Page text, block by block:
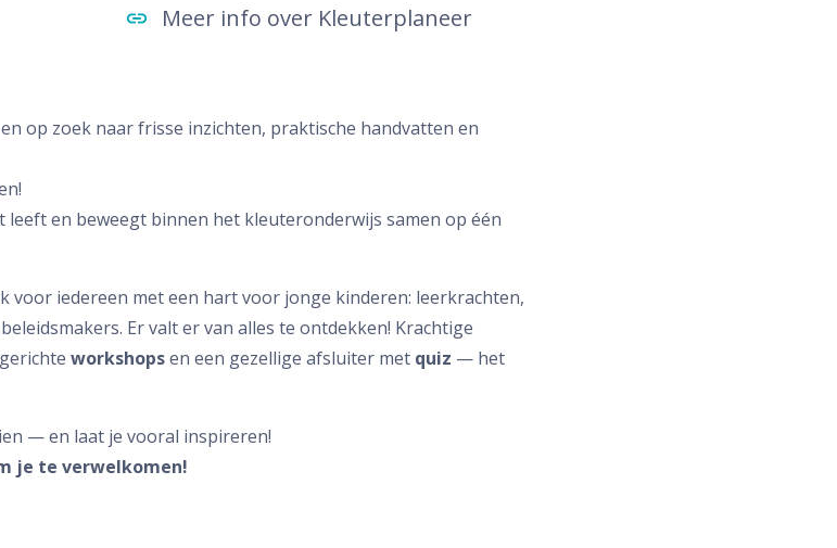
Meer info over Kleuterplaneer
en op zoek naar frisse inzichten, praktische handvatten en
en beweegt binnen het kleuteronderwijs samen op één
voor iedereen met een hart voor jonge kinderen: leerkrachten,
Er valt er van alles te ontdekken! Krachtige
workshopsen een gezellige afsluiter met quiz — het
— en laat je vooral inspireren!
je te verwelkomen!